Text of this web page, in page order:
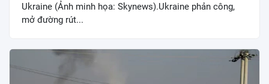
Ukraine (Ảnh minh họa: Skynews).Ukraine phản công,
mở đường rút...